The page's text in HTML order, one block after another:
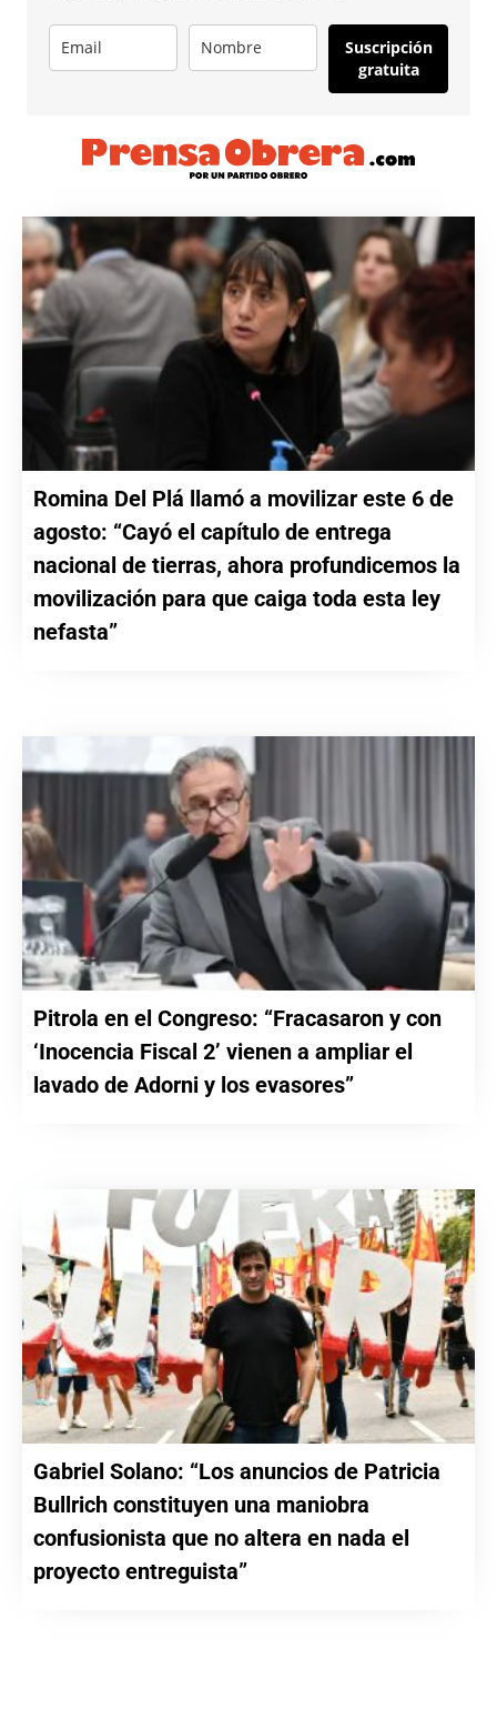
Suscripción
gratuita
Romina Del Plá llamó a movilizar este 6 de
agosto: “Cayó el capítulo de entrega
nacional de tierras, ahora profundicemos la
movilización para que caiga toda esta ley
nefasta”
Pitrola en el Congreso: “Fracasaron y con
‘Inocencia Fiscal 2’ vienen a ampliar el
lavado de Adorni y los evasores”
Gabriel Solano: “Los anuncios de Patricia
Bullrich constituyen una maniobra
confusionista que no altera en nada el
proyecto entreguista”